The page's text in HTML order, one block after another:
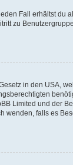
Fall erhältst du
zu
in den USA,
Limited und der
wenden, falls es